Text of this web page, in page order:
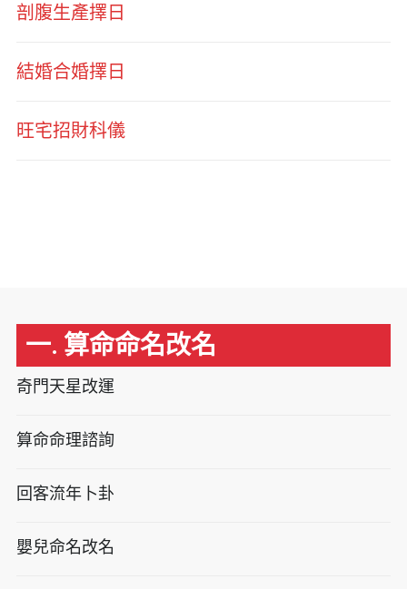
剖腹生產擇日
結婚合婚擇日
旺宅招財科儀
一. 算命命名改名
奇門天星改運
算命命理諮詢
回客流年卜卦
嬰兒命名改名